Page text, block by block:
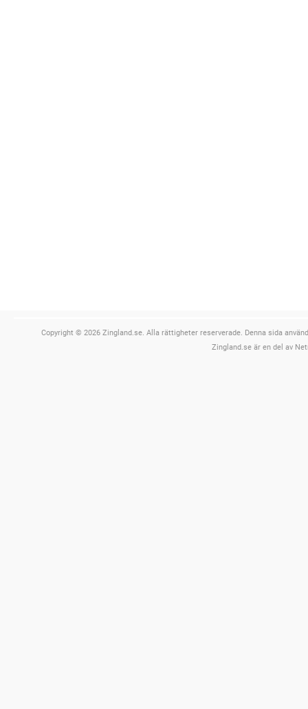
Copyright © 2026 Zingland.se. Alla rättigheter reserverade. Denna sida
Zingland.se är en del av